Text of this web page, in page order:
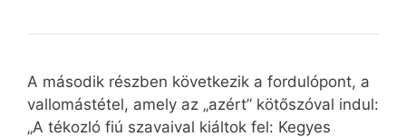
A második részben következik a fordulópont, a
vallomástétel, amely az „azért” kötőszóval indul:
„A tékozló fiú szavaival kiáltok fel: Kegyes